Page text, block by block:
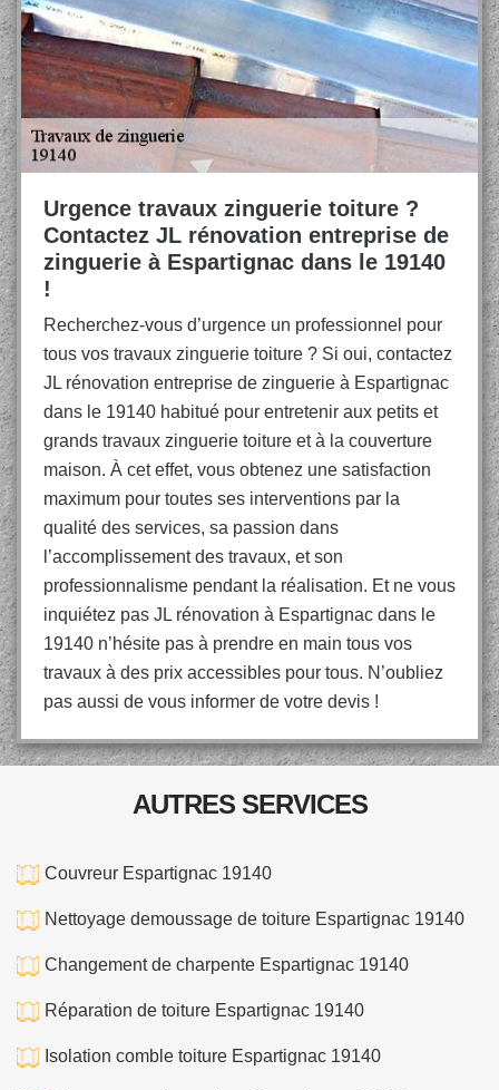
Urgence travaux zinguerie toiture ?
Contactez JL rénovation entreprise de
zinguerie à Espartignac dans le 19140
!
Recherchez-vous d’urgence un professionnel pour
tous vos travaux zinguerie toiture ? Si oui, contactez
JL rénovation entreprise de zinguerie à Espartignac
dans le 19140 habitué pour entretenir aux petits et
grands travaux zinguerie toiture et à la couverture
maison. À cet effet, vous obtenez une satisfaction
maximum pour toutes ses interventions par la
qualité des services, sa passion dans
l’accomplissement des travaux, et son
professionnalisme pendant la réalisation. Et ne vous
inquiétez pas JL rénovation à Espartignac dans le
19140 n’hésite pas à prendre en main tous vos
travaux à des prix accessibles pour tous. N’oubliez
pas aussi de vous informer de votre devis !
AUTRES SERVICES
Couvreur Espartignac 19140
Nettoyage demoussage de toiture Espartignac 19140
Changement de charpente Espartignac 19140
Réparation de toiture Espartignac 19140
Isolation comble toiture Espartignac 19140